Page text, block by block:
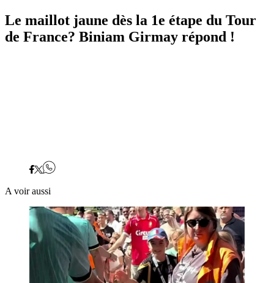
Le maillot jaune dès la 1e étape du Tour
de France? Biniam Girmay répond !
A voir aussi